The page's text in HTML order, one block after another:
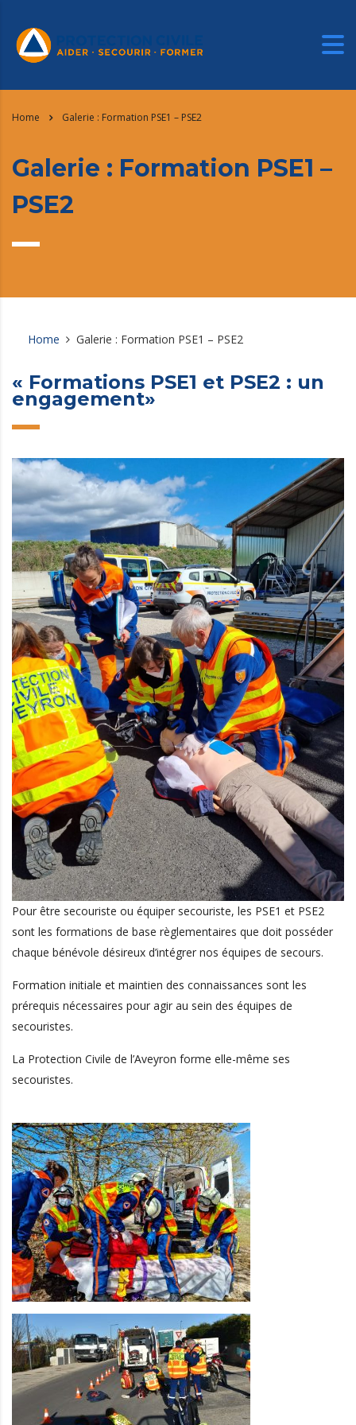
Home Galerie : Formation PSE1 – PSE2
Galerie : Formation PSE1 –
PSE2
Home Galerie : Formation PSE1 – PSE2
« Formations PSE1 et PSE2 : un
engagement»
Pour être secouriste ou équiper secouriste, les PSE1 et PSE2
sont les formations de base règlementaires que doit posséder
chaque bénévole désireux d’intégrer nos équipes de secours.
Formation initiale et maintien des connaissances sont les
prérequis nécessaires pour agir au sein des équipes de
secouristes.
La Protection Civile de l’Aveyron forme elle-même ses
secouristes.